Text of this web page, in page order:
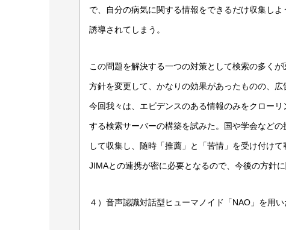
で、自分の病気に関する情報をできるだけ収集し
誘導されてしまう。
この問題を解決する一つの対策として検索の多く
方針を変更して、かなりの効果があったものの、
今回我々は、エビデンスのある情報のみをクロー
する検索サーバーの構築を試みた。国や学会など
して収集し、随時「推薦」と「苦情」を受け付け
JIMAとの連携が密に必要となるので、今後の方針に
４）音声認識対話型ヒューマノイド「NAO」を用